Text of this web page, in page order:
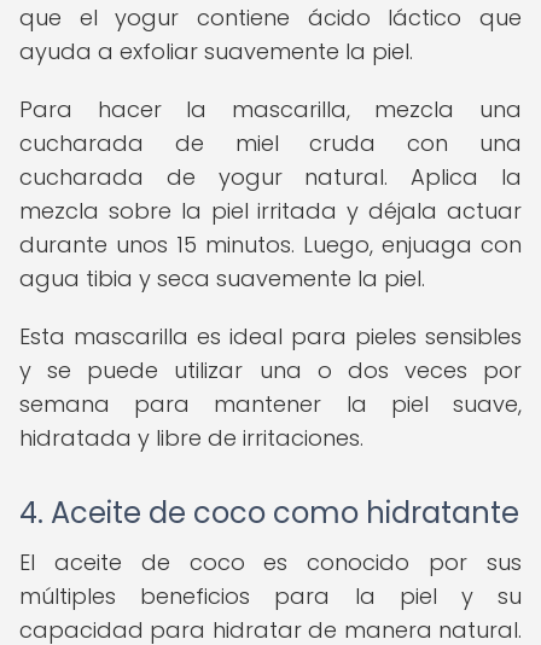
que el yogur contiene ácido láctico que
ayuda a exfoliar suavemente la piel.
Para hacer la mascarilla, mezcla una
cucharada de miel cruda con una
cucharada de yogur natural. Aplica la
mezcla sobre la piel irritada y déjala actuar
durante unos 15 minutos. Luego, enjuaga con
agua tibia y seca suavemente la piel.
Esta mascarilla es ideal para pieles sensibles
y se puede utilizar una o dos veces por
semana para mantener la piel suave,
hidratada y libre de irritaciones.
4. Aceite de coco como hidratante
El aceite de coco es conocido por sus
múltiples beneficios para la piel y su
capacidad para hidratar de manera natural.